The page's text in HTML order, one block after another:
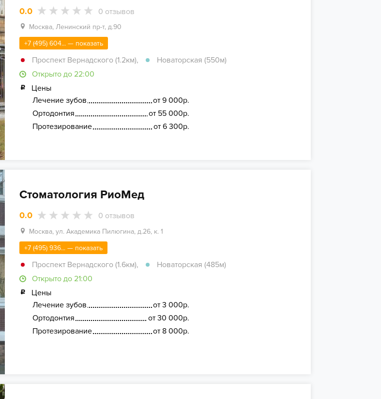
0.0 0 отзывов
Москва, Ленинский пр-т, д.90
+7 (495) 604... — показать
Проспект Вернадского (1.2км),
Новаторская (550м)
Открыто до 22:00
Цены
Лечение зубов
от 9 000р.
Ортодонтия
от 55 000р.
Протезирование
от 6 300р.
Стоматология РиоМед
0.0 0 отзывов
Москва, ул. Академика Пилюгина, д.26, к. 1
+7 (495) 936... — показать
Проспект Вернадского (1.6км),
Новаторская (485м)
Открыто до 21:00
Цены
Лечение зубов
от 3 000р.
Ортодонтия
от 30 000р.
Протезирование
от 8 000р.